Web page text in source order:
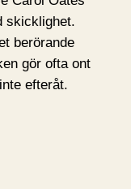
skicklighet.
berörande
gör ofta ont
efteråt.